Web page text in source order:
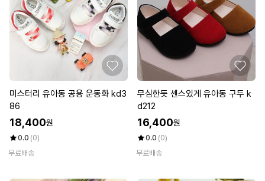
미스터리 유아동 공용 운동화 kd3
86
18,400원
0.0 (0)
무료배송
무심한듯 센스있게 유아동 구두 k
d212
16,400원
0.0 (0)
무료배송